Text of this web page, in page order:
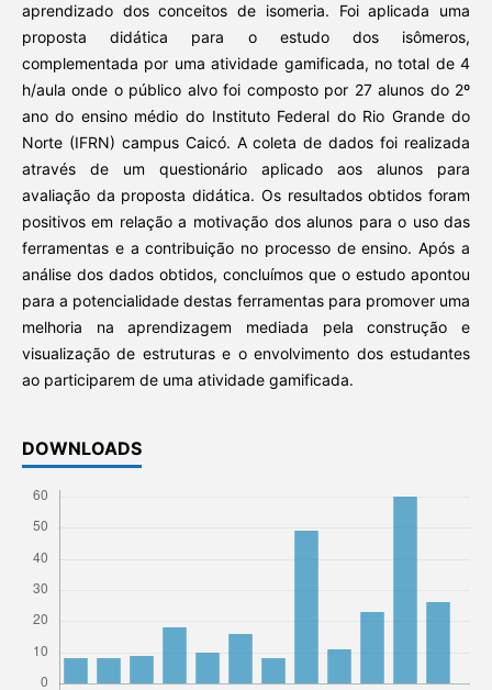
aprendizado dos conceitos de isomeria. Foi aplicada uma
proposta didática para o estudo dos isômeros,
complementada por uma atividade gamificada, no total de 4
h/aula onde o público alvo foi composto por 27 alunos do 2º
ano do ensino médio do Instituto Federal do Rio Grande do
Norte (IFRN) campus Caicó. A coleta de dados foi realizada
através de um questionário aplicado aos alunos para
avaliação da proposta didática. Os resultados obtidos foram
positivos em relação a motivação dos alunos para o uso das
ferramentas e a contribuição no processo de ensino. Após a
análise dos dados obtidos, concluímos que o estudo apontou
para a potencialidade destas ferramentas para promover uma
melhoria na aprendizagem mediada pela construção e
visualização de estruturas e o envolvimento dos estudantes
ao participarem de uma atividade gamificada.
DOWNLOADS